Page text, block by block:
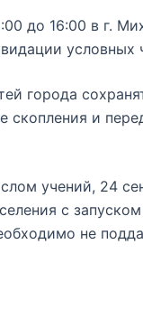
до 16:00 в г.
условных
города
скопления и
учений, 24
с
не